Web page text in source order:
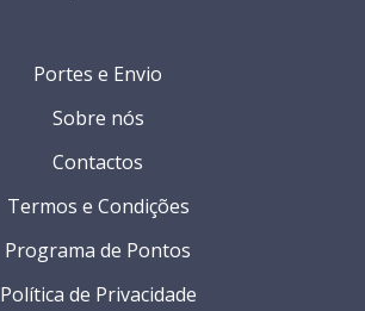
Portes e Envio
Sobre nós
Contactos
Termos e Condições
Programa de Pontos
Política de Privacidade